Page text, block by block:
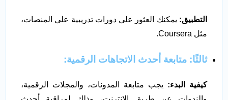
التطبيق: يمكنك العثور على دورات تدريبية على المنصات،
مثل Coursera.
ثالثًا: متابعة أحدث الاتجاهات الرقمية:
كيفية البدء: يجب متابعة المدونات، والمجلات الرقمية،